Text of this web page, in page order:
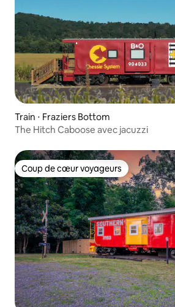
Train ⋅ Fraziers Bottom
The Hitch Caboose avec jacuzzi
Coup de cœur voyageurs
Coup de cœur voyageurs